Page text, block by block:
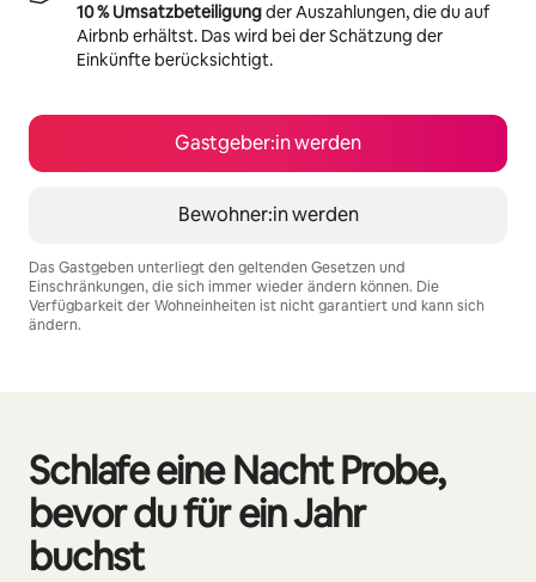
10 % Umsatzbeteiligungder Auszahlungen, die du auf
Airbnb erhältst. Das wird bei der Schätzung der
Einkünfte berücksichtigt.
Gastgeber:in werden
Bewohner:in werden
Das Gastgeben unterliegt den geltenden Gesetzen und
Einschränkungen, die sich immer wieder ändern können. Die
Verfügbarkeit der Wohneinheiten ist nicht garantiert und kann sich
ändern.
Schlafe eine Nacht Probe,
bevor du für ein Jahr
buchst
0 von 0 Artikeln